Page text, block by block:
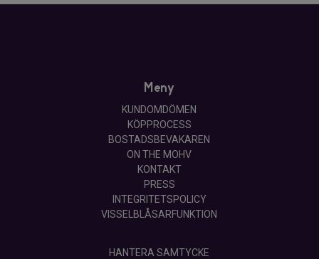
Meny
KUNDOMDÖMEN
KÖPPROCESS
BOSTADSBEVAKAREN
ON THE MOHV
KONTAKT
PRESS
INTEGRITETSPOLICY
VISSELBLÅSARFUNKTION
HANTERA SAMTYCKE